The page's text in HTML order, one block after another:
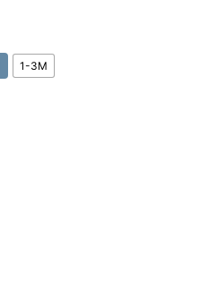
1-3M